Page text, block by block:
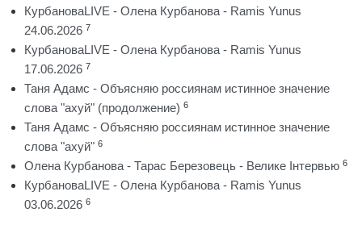
КурбановаLIVE - Олена Курбанова - Ramis Yunus
24.06.2026 7
КурбановаLIVE - Олена Курбанова - Ramis Yunus
17.06.2026 7
Таня Адамс - Объясняю россиянам истинное значение
слова "ахуй" (продолжение) 6
Таня Адамс - Объясняю россиянам истинное значение
слова "ахуй" 6
Олена Курбанова - Тарас Березовець - Велике Інтервью 6
КурбановаLIVE - Олена Курбанова - Ramis Yunus
03.06.2026 6